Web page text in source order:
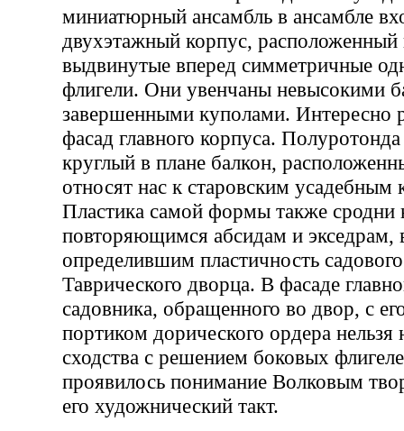
миниатюрный ансамбль в ансамбле
двухэтажный корпус, расположенный
выдвинутые вперед симметричные
флигели. Они увенчаны невысокими
завершенными куполами. Интересно
фасад главного корпуса.
круглый в плане балкон,
относят нас к старовским усадебным
Пластика самой формы также сродни
повторяющимся абсидам и экседрам,
определившим пластичность
Таврического дворца. В фасаде
садовника, обращенного во двор, с
портиком дорического ордера нельзя
сходства с решением боковых
проявилось понимание Волковым
его художнический такт.